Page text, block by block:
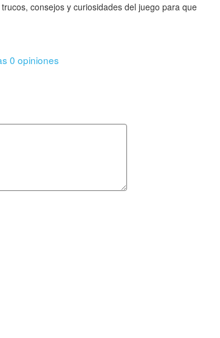
consejos y curiosidades del juego para que
0 opiniones